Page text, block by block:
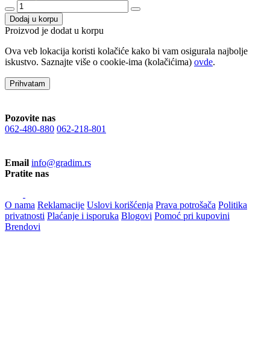
Dodaj u korpu
Proizvod je dodat u korpu
Ova veb lokacija koristi kolačiće kako bi vam osigurala najbolje
iskustvo. Saznajte više o cookie-ima (kolačićima) ovde.
Prihvatam
Pozovite nas
062-480-880 062-218-801
Email info@gradim.rs
Pratite nas
O nama Reklamacije Uslovi korišćenja Prava potrošača Politika
privatnosti Plaćanje i isporuka Blogovi Pomoć pri kupovini
Brendovi